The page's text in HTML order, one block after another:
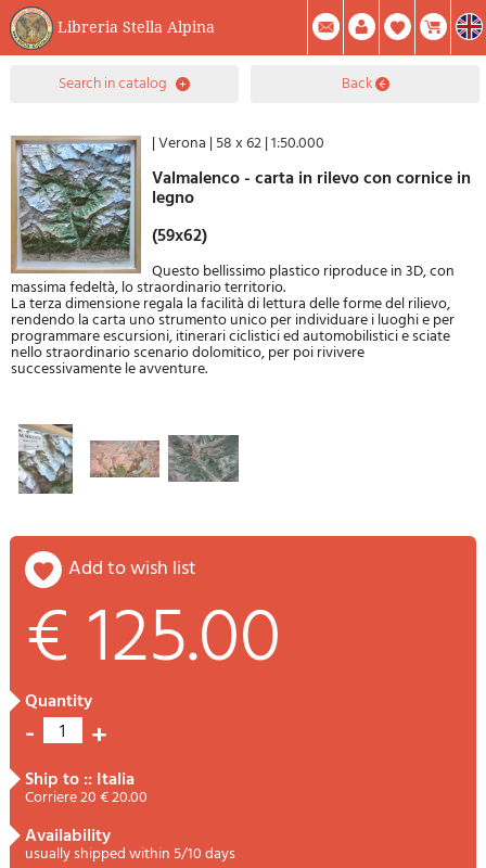
Libreria Stella Alpina
0Item(s) In Your Cart
Summary
Facebook
Create Account Mod. Password
search in catalog back
|Verona | 58 x 62|1:50.000
Valmalenco - carta in rilevo con cornice in
legno
(59x62)
Questo bellissimo plastico riproduce in 3D, con
massima fedeltà, lo straordinario territorio.
La terza dimensione regala la facilità di lettura delle forme del rilievo,
rendendo la carta uno strumento unico per individuare i luoghi e per
programmare escursioni, itinerari ciclistici ed automobilistici e sciate
nello straordinario scenario dolomitico, per poi rivivere
successivamente le avventure.
add to wish list
€ 125.00
quantity
- 1 +
ship to :: Italia
Corriere 20 € 20.00
availability
usually shipped within 5/10 days